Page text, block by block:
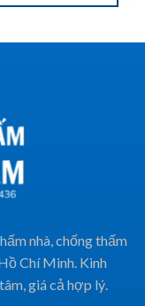
nhà, chống thấm
Chí Minh. Kinh
giá cả hợp lý.